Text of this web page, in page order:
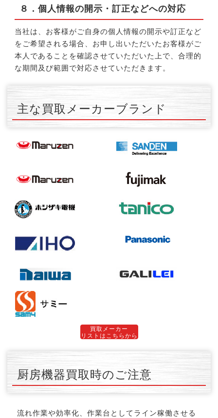
８．個人情報の開示・訂正などへの対応
当社は、お客様がご自身の個人情報の開示や訂正など
をご希望される場合、お申し出いただいたお客様がご
本人であることを確認させていただいた上で、合理的
な期間及び範囲で対応させていただきます。
主な買取メーカーブランド
買取メーカー
リストはこちらから
厨房機器買取時のご注意
流れ作業や効率化、作業台としてライン稼働させる